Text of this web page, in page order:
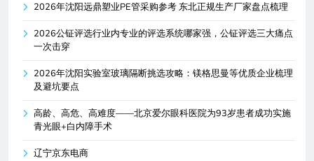
2026年沈阳远鼎塑业PE管采购参考 东北正规生产厂家盘点梳理
2026公钲评选行业内专业的评选系统哪家强，公钲评选三大痛点
一次击穿
2026年沈阳实验室玻璃隔断挑选攻略：镁格思曼等优质企业梳理
及避坑要点
高龄、高危、高难度——北京爱尔眼科医院为93岁患者成功实施
青光眼+白内障手术
辽宁京东电商